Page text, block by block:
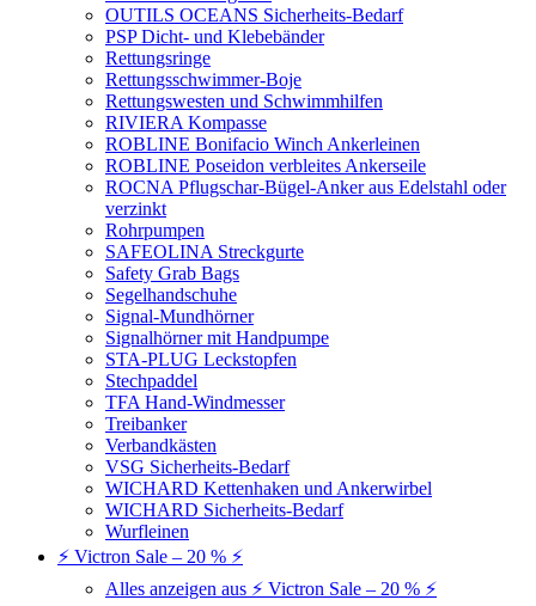
OUTILS OCEANS Sicherheits-Bedarf
PSP Dicht- und Klebebänder
Rettungsringe
Rettungsschwimmer-Boje
Rettungswesten und Schwimmhilfen
RIVIERA Kompasse
ROBLINE Bonifacio Winch Ankerleinen
ROBLINE Poseidon verbleites Ankerseile
ROCNA Pflugschar-Bügel-Anker aus Edelstahl oder
verzinkt
Rohrpumpen
SAFEOLINA Streckgurte
Safety Grab Bags
Segelhandschuhe
Signal-Mundhörner
Signalhörner mit Handpumpe
STA-PLUG Leckstopfen
Stechpaddel
TFA Hand-Windmesser
Treibanker
Verbandkästen
VSG Sicherheits-Bedarf
WICHARD Kettenhaken und Ankerwirbel
WICHARD Sicherheits-Bedarf
Wurfleinen
⚡ Victron Sale – 20 % ⚡
Alles anzeigen aus ⚡ Victron Sale – 20 % ⚡